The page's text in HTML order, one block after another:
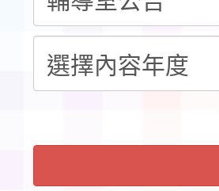
026 ART
會」之「藝